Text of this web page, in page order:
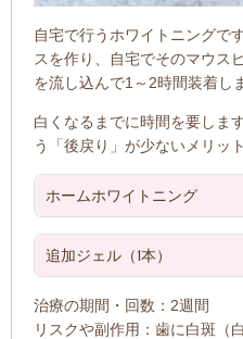
自宅で行うホワイトニングで
スを作り、自宅でそのマウス
を流し込んで1～2時間装着し
白くなるまでに時間を要しま
う「後戻り」が少ないメリッ
ホームホワイトニング
追加ジェル（1本）
治療の期間・回数： 2週間
リスクや副作用：歯に白斑（